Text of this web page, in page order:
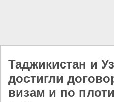
Таджикистан и
достигли
визам и по